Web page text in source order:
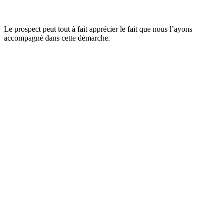
Le prospect peut tout à fait apprécier le fait que nous l’ayons
accompagné dans cette démarche.